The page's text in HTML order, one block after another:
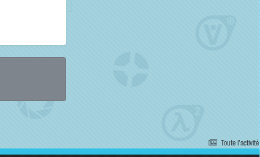
Toute l’activité